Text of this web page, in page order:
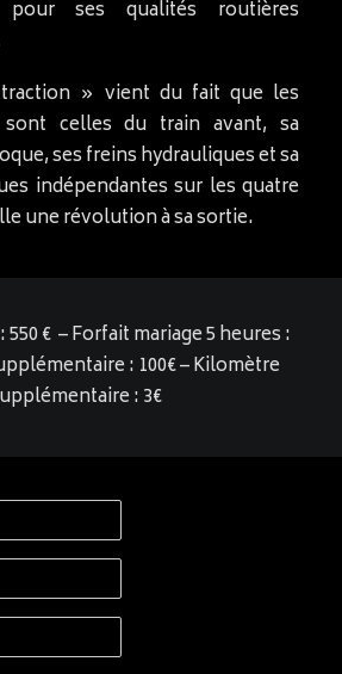
pour ses qualités routières
» vient du fait que les
celles du train avant, sa
ses freins hydrauliques et sa
indépendantes sur les quatre
une révolution à sa sortie.
€ – Forfait mariage 5 heures :
: 100€ – Kilomètre
: 3€